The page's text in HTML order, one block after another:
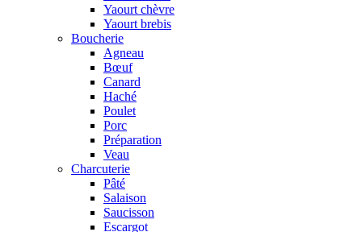
Yaourt chèvre
Yaourt brebis
Boucherie
Agneau
Bœuf
Canard
Haché
Poulet
Porc
Préparation
Veau
Charcuterie
Pâté
Salaison
Saucisson
Escargot